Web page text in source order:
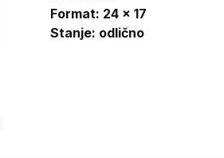
Format: 24 x 17
Stanje: odlično